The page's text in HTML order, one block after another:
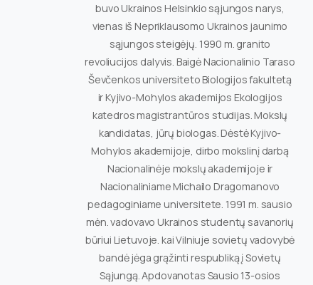
buvo Ukrainos Helsinkio sąjungos narys,
vienas iš Nepriklausomo Ukrainos jaunimo
sąjungos steigėjų. 1990 m. granito
revoliucijos dalyvis. Baigė Nacionalinio Taraso
Ševčenkos universiteto Biologijos fakultetą
ir Kyjivo-Mohylos akademijos Ekologijos
katedros magistrantūros studijas. Mokslų
kandidatas, jūrų biologas. Dėstė Kyjivo-
Mohylos akademijoje, dirbo mokslinį darbą
Nacionalinėje mokslų akademijoje ir
Nacionaliniame Michailo Dragomanovo
pedagoginiame universitete. 1991 m. sausio
mėn. vadovavo Ukrainos studentų savanorių
būriui Lietuvoje. kai Vilniuje sovietų vadovybė
bandė jėga grąžinti respubliką į Sovietų
Sąjungą. Apdovanotas Sausio 13-osios